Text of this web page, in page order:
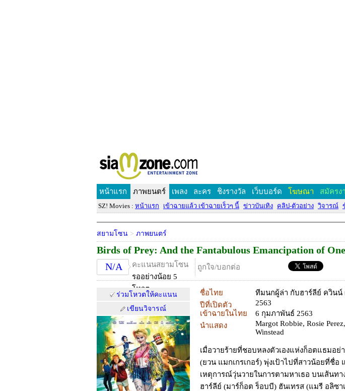
หน้าแรก ภาพยนตร์ เพลง ละคร ชิงรางวัล เว็บบอร์ด โฆษณา สมัครง
SZ! Movies : หน้าแรก เข้าฉายแล้ว เข้าฉายเร็วๆ นี้ ข่าวบันเทิง คลิป-ตัวอย่าง วิจารณ์
สยามโซน > ภาพยนตร์
Birds of Prey: And the Fantabulous Emancipation of
N/A
คะแนนสยามโซน
รออย่างน้อย 5
โหวต
ถูกใจ/บอกต่อ
ร่วมโหวตให้คะแนน
เขียนวิจารณ์
ชื่อไทย
ทีมนกผู้ล่า กับฮาร์ลีย์ ควินน์
ปีที่เปิดตัว
2563
เข้าฉายในไทย
6 กุมภาพันธ์ 2563
นำแสดง
Margot Robbie, Rosie
Winstead
เมื่อวายร้ายที่ชอบหลงตัวเองแห่งก็อตแธมอย่
(ยวน แมกเกรเกอร์) พุ่งเป้าไปที่สาวน้อยที่ชื่อ
เหตุการณ์วุ่นวายในการตามหาเธอ บนเส้นท
ฮาร์ลีย์ (มาร์ก็อต ร็อบบี) ฮันเทรส (แมรี อลิซ